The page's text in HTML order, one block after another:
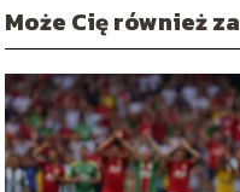
Może Cię również